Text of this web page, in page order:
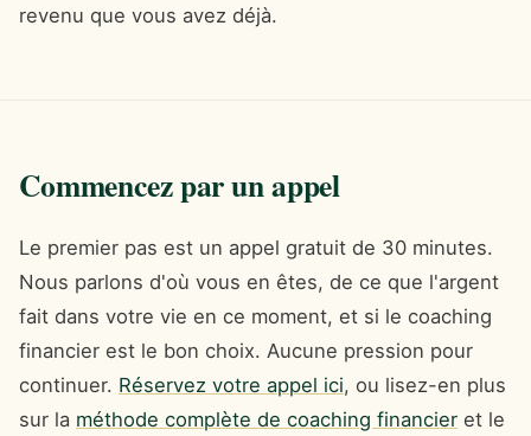
revenu que vous avez déjà.
Commencez par un appel
Le premier pas est un appel gratuit de 30 minutes.
Nous parlons d'où vous en êtes, de ce que l'argent
fait dans votre vie en ce moment, et si le coaching
financier est le bon choix. Aucune pression pour
continuer. Réservez votre appel ici, ou lisez-en plus
sur la méthode complète de coaching financier et le